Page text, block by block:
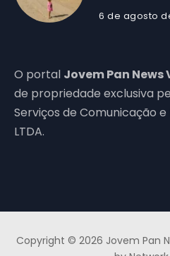
6 de agosto
O portal Jovem Pan
de propriedade exclusiva
Serviços de Comunicação
LTDA.
Copyright © 2026 Jovem Pan